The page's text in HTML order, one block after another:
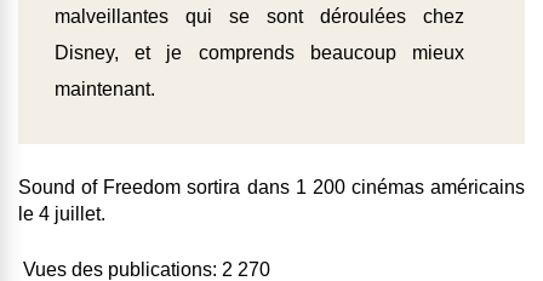
malveillantes qui se sont déroulées chez
Disney, et je comprends beaucoup mieux
maintenant.
Sound of Freedom sortira dans 1 200 cinémas américains
le 4 juillet.
Vues des publications: 2 270